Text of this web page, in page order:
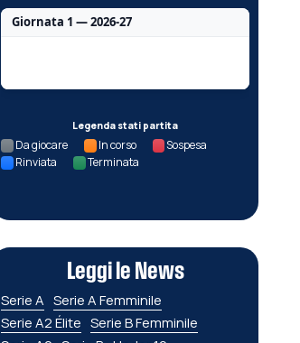
Giornata 1 — 2026-27
Legenda stati partita
Da giocare In corso
Sospesa
Rinviata
Terminata
Leggi le News
Serie A Serie A Femminile
Serie A2 Élite Serie B Femminile